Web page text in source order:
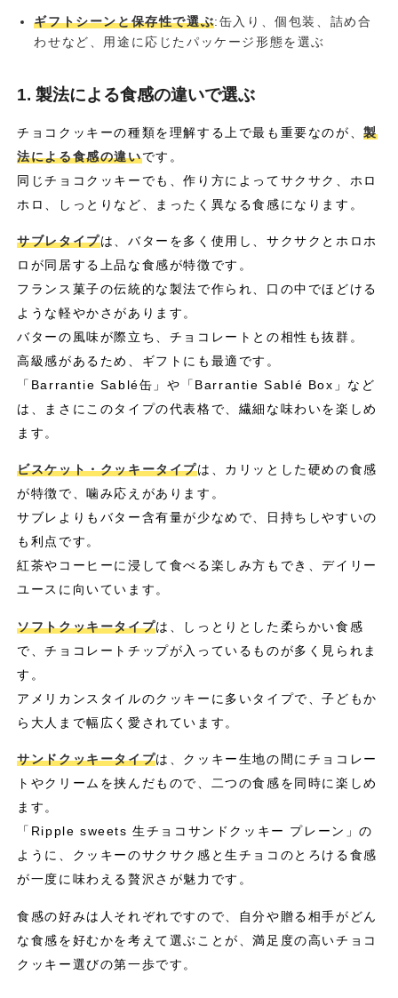
ギフトシーンと保存性で選ぶ:缶入り、個包装、詰め合
わせなど、用途に応じたパッケージ形態を選ぶ
1. 製法による食感の違いで選ぶ
チョコクッキーの種類を理解する上で最も重要なのが、製
法による食感の違いです。
同じチョコクッキーでも、作り方によってサクサク、ホロ
ホロ、しっとりなど、まったく異なる食感になります。
サブレタイプは、バターを多く使用し、サクサクとホロホ
ロが同居する上品な食感が特徴です。
フランス菓子の伝統的な製法で作られ、口の中でほどける
ような軽やかさがあります。
バターの風味が際立ち、チョコレートとの相性も抜群。
高級感があるため、ギフトにも最適です。
「Barrantie Sablé缶」や「Barrantie Sablé Box」など
は、まさにこのタイプの代表格で、繊細な味わいを楽しめ
ます。
ビスケット・クッキータイプは、カリッとした硬めの食感
が特徴で、噛み応えがあります。
サブレよりもバター含有量が少なめで、日持ちしやすいの
も利点です。
紅茶やコーヒーに浸して食べる楽しみ方もでき、デイリー
ユースに向いています。
ソフトクッキータイプは、しっとりとした柔らかい食感
で、チョコレートチップが入っているものが多く見られま
す。
アメリカンスタイルのクッキーに多いタイプで、子どもか
ら大人まで幅広く愛されています。
サンドクッキータイプは、クッキー生地の間にチョコレー
トやクリームを挟んだもので、二つの食感を同時に楽しめ
ます。
「Ripple sweets 生チョコサンドクッキー プレーン」の
ように、クッキーのサクサク感と生チョコのとろける食感
が一度に味わえる贅沢さが魅力です。
食感の好みは人それぞれですので、自分や贈る相手がどん
な食感を好むかを考えて選ぶことが、満足度の高いチョコ
クッキー選びの第一歩です。